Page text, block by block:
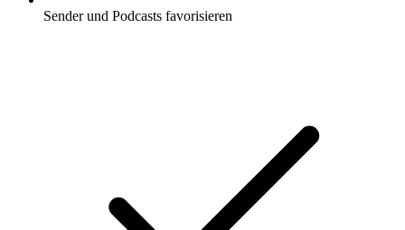
Sender und Podcasts favorisieren